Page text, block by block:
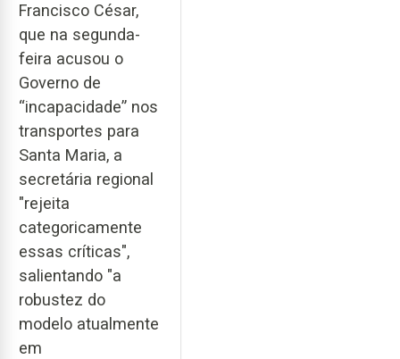
Francisco César,
que na segunda-
feira acusou o
Governo de
“incapacidade” nos
transportes para
Santa Maria, a
secretária regional
"rejeita
categoricamente
essas críticas",
salientando "a
robustez do
modelo atualmente
em